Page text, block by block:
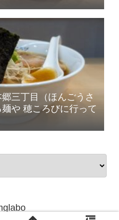
三丁目（ほんごうさ
や 穂ころびに行って